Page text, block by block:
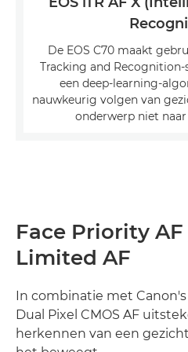
De EOS C70 maakt
Tracking and
een deep-learning-
nauwkeurig volgen van
onderwerp niet
Face Priority AF
Limited AF
In combinatie met
Dual Pixel CMOS AF
herkennen van een